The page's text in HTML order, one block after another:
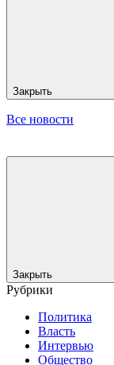
Закрыть
Все новости
Закрыть
Рубрики
Политика
Власть
Интервью
Общество